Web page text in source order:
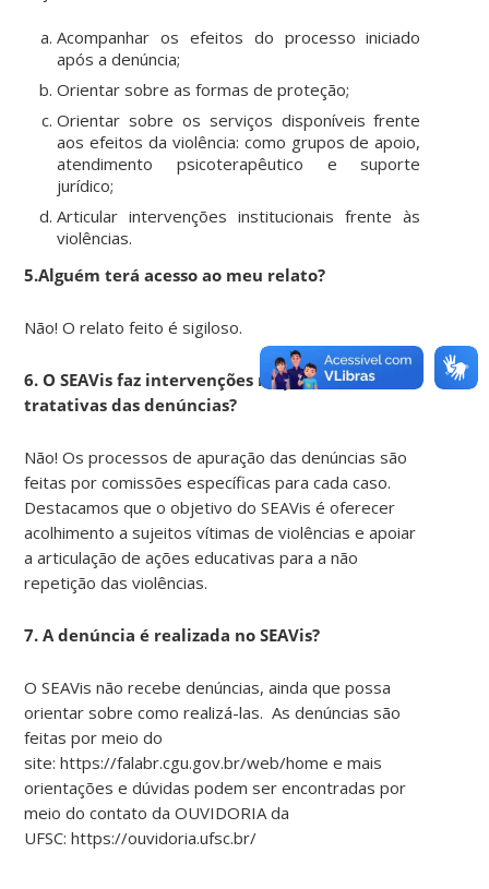
Acompanhar os efeitos do processo iniciado
após a denúncia;
Orientar sobre as formas de proteção;
Orientar sobre os serviços disponíveis frente
aos efeitos da violência: como grupos de apoio,
atendimento psicoterapêutico e suporte
jurídico;
Articular intervenções institucionais frente às
violências.
5.Alguém terá acesso ao meu relato?
Não! O relato feito é sigiloso.
6. O SEAVis faz intervenções no processo de
tratativas das denúncias?
Não! Os processos de apuração das denúncias são
feitas por comissões específicas para cada caso.
Destacamos que o objetivo do SEAVis é oferecer
acolhimento a sujeitos vítimas de violências e apoiar
a articulação de ações educativas para a não
repetição das violências.
7. A denúncia é realizada no SEAVis?
O SEAVis não recebe denúncias, ainda que possa
orientar sobre como realizá-las. As denúncias são
feitas por meio do
site: https://falabr.cgu.gov.br/web/home e mais
orientações e dúvidas podem ser encontradas por
meio do contato da OUVIDORIA da
UFSC: https://ouvidoria.ufsc.br/